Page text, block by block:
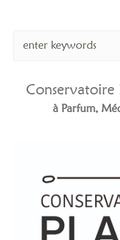
Conservatoire
à Parfum,